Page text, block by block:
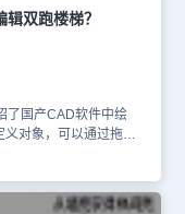
，各位CAD制图初
果需要绘制不等跑楼
双跑楼梯？
了国产CAD软件中绘
对象，可以通过拖动
点功能说明【移动楼